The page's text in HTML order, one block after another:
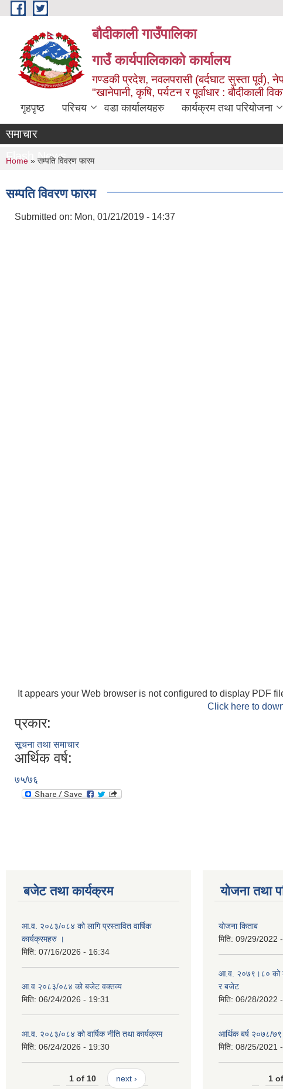
Skip to main content
बौदीकाली गाउँपालिका
गाउँ कार्यपालिकाको कार्यालय
गण्डकी प्रदेश, नवलपरासी (बर्दघाट सुस्ता पूर्व),
"खानेपानी, कृषि, पर्यटन र पूर्वाधार : बौदीकाली
गृहपृष्ठ परिचय वडा कार्यालयहरु कार्यक्रम तथा परियोजना
समाचार
Flash News
You are here
Home » सम्पति विवरण फारम
सम्पति विवरण फारम
Submitted on: Mon, 01/21/2019 - 14:37
It appears your Web browser is not configured to display PDF
Click here to
प्रकार:
सूचना तथा समाचार
आर्थिक वर्ष:
७५/७६
बजेट तथा कार्यक्रम
आ.व. २०८३/०८४ को लागि प्रस्तावित वार्षिक
कार्यक्रमहरु ।
मिति: 07/16/2026 - 16:34
आ.व २०८३/०८४ को बजेट वक्तव्य
मिति: 06/24/2026 - 19:31
आ.व. २०८३/०८४ को वार्षिक नीति तथा कार्यक्रम
मिति: 06/24/2026 - 19:30
1 of 10 next ›
योजना तथा
योजना किताब
मिति: 09/29/2022
आ.व. २०७९।८० को
र बजेट
मिति: 06/28/2022
आर्थिक बर्ष २०७८/७९
मिति: 08/25/2021
1